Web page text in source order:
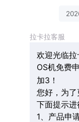
拉卡拉客服
欢迎光临
OS机免费
加3！
您好，为
下面提示进
1、产品申